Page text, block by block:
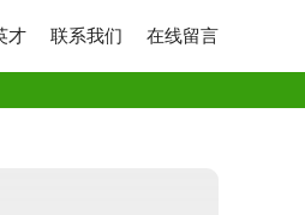
才 联系我们 在线留言